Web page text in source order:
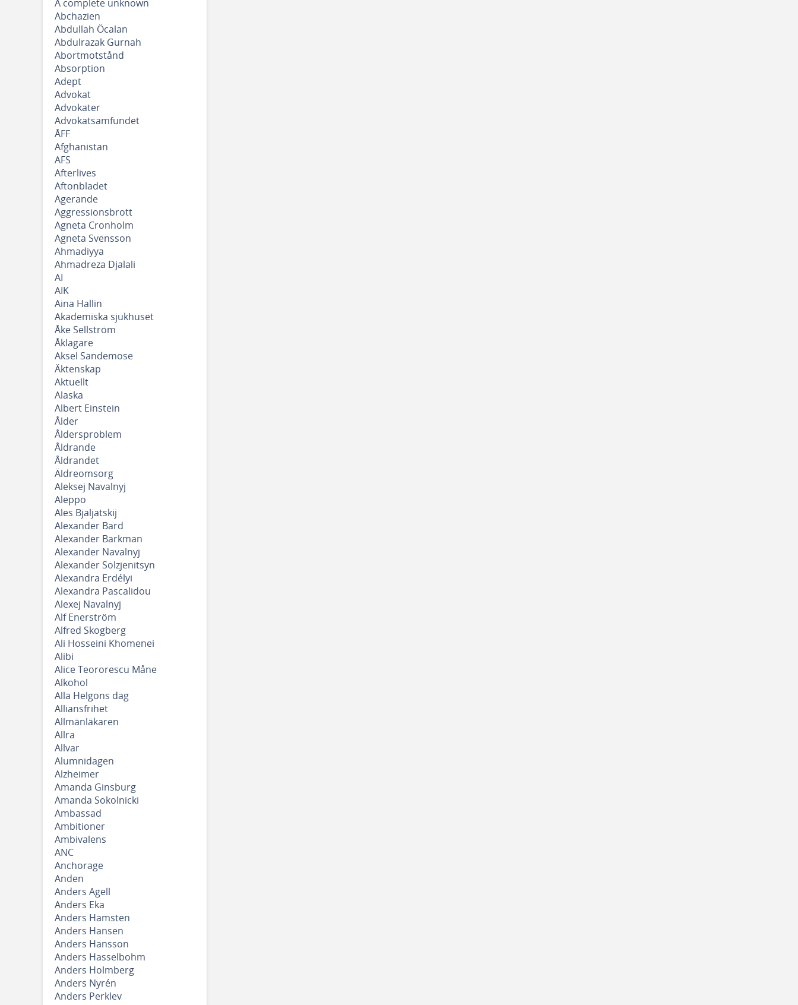
A complete unknown
Abchazien
Abdullah Öcalan
Abdulrazak Gurnah
Abortmotstånd
Absorption
Adept
Advokat
Advokater
Advokatsamfundet
ÅFF
Afghanistan
AFS
Afterlives
Aftonbladet
Agerande
Aggressionsbrott
Agneta Cronholm
Agneta Svensson
Ahmadiyya
Ahmadreza Djalali
AI
AIK
Aina Hallin
Akademiska sjukhuset
Åke Sellström
Åklagare
Aksel Sandemose
Äktenskap
Aktuellt
Alaska
Albert Einstein
Ålder
Åldersproblem
Åldrande
Åldrandet
Äldreomsorg
Aleksej Navalnyj
Aleppo
Ales Bjaljatskij
Alexander Bard
Alexander Barkman
Alexander Navalnyj
Alexander Solzjenitsyn
Alexandra Erdélyi
Alexandra Pascalidou
Alexej Navalnyj
Alf Enerström
Alfred Skogberg
Ali Hosseini Khomenei
Alibi
Alice Teororescu Måne
Alkohol
Alla Helgons dag
Alliansfrihet
Allmänläkaren
Allra
Allvar
Alumnidagen
Alzheimer
Amanda Ginsburg
Amanda Sokolnicki
Ambassad
Ambitioner
Ambivalens
ANC
Anchorage
Anden
Anders Agell
Anders Eka
Anders Hamsten
Anders Hansen
Anders Hansson
Anders Hasselbohm
Anders Holmberg
Anders Nyrén
Anders Perklev